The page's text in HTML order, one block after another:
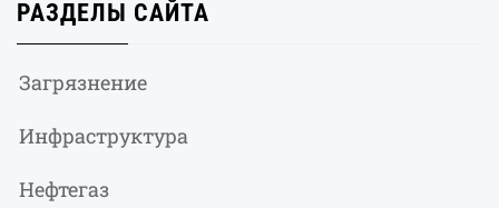
РАЗДЕЛЫ САЙТА
Загрязнение
Инфраструктура
Нефтегаз